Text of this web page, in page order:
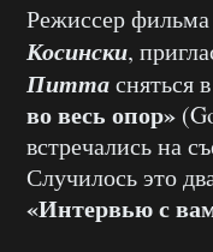
Режиссер фильма
Косински,
Питтасняться
во весь опор»
встречались на
Случилось это
«Интервью с